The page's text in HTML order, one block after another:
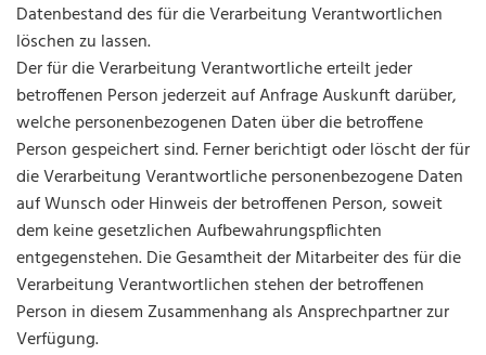
Datenbestand des für die Verarbeitung Verantwortlichen
löschen zu lassen.
Der für die Verarbeitung Verantwortliche erteilt jeder
betroffenen Person jederzeit auf Anfrage Auskunft darüber,
welche personenbezogenen Daten über die betroffene
Person gespeichert sind. Ferner berichtigt oder löscht der für
die Verarbeitung Verantwortliche personenbezogene Daten
auf Wunsch oder Hinweis der betroffenen Person, soweit
dem keine gesetzlichen Aufbewahrungspflichten
entgegenstehen. Die Gesamtheit der Mitarbeiter des für die
Verarbeitung Verantwortlichen stehen der betroffenen
Person in diesem Zusammenhang als Ansprechpartner zur
Verfügung.